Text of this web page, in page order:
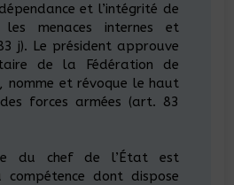
et l’intégrité de
les menaces internes et
j). Le président approuve
de la Fédération de
nomme et révoque le haut
forces armées (art. 83
du chef de l’État est
dont dispose